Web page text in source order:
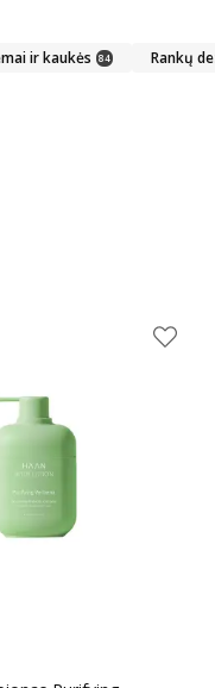
ir kaukės 84 Rankų